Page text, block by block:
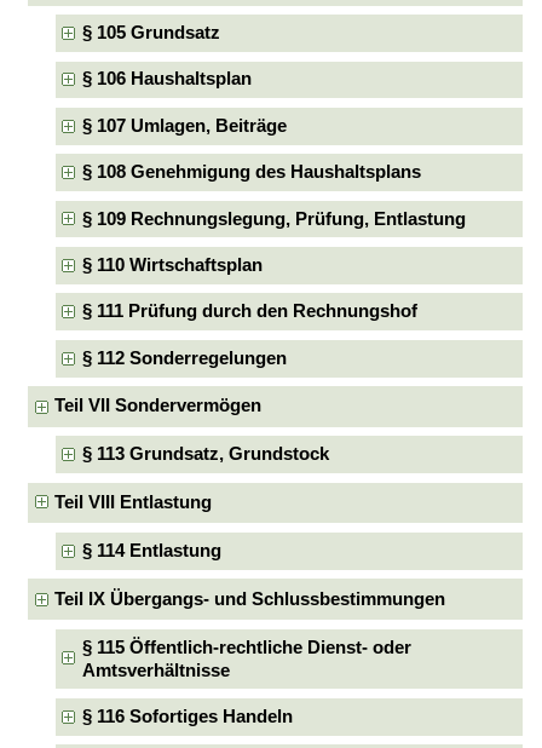
§ 105 Grundsatz
§ 106 Haushaltsplan
§ 107 Umlagen, Beiträge
§ 108 Genehmigung des Haushaltsplans
§ 109 Rechnungslegung, Prüfung, Entlastung
§ 110 Wirtschaftsplan
§ 111 Prüfung durch den Rechnungshof
§ 112 Sonderregelungen
Teil VII Sondervermögen
§ 113 Grundsatz, Grundstock
Teil VIII Entlastung
§ 114 Entlastung
Teil IX Übergangs- und Schlussbestimmungen
§ 115 Öffentlich-rechtliche Dienst- oder
Amtsverhältnisse
§ 116 Sofortiges Handeln